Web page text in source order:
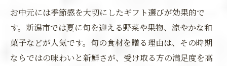
お中元には季節感を大切にしたギフト選びが効果的で
す。新潟市では夏に旬を迎える野菜や果物、涼やかな和
菓子などが人気です。旬の食材を贈る理由は、その時期
ならではの味わいと新鮮さが、受け取る方の満足度を高